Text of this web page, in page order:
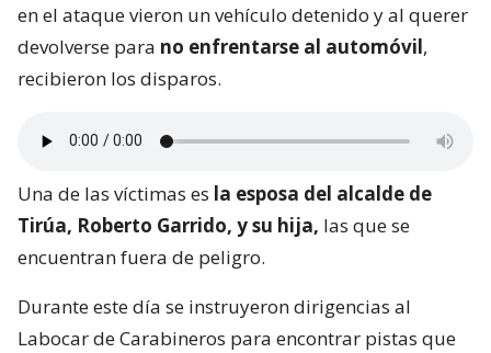
en el ataque vieron un vehículo detenido y al querer
devolverse para no enfrentarse al automóvil,
recibieron los disparos.
Una de las víctimas es la esposa del alcalde de
Tirúa, Roberto Garrido, y su hija, las que se
encuentran fuera de peligro.
Durante este día se instruyeron dirigencias al
Labocar de Carabineros para encontrar pistas que